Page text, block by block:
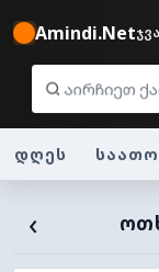
Amindi.Net
დღეს
‹